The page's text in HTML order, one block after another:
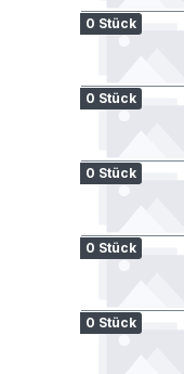
0 Stück
0 Stück
0 Stück
0 Stück
0 Stück